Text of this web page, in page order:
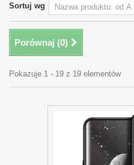
Sortuj wg
Porównaj (0)
Pokazuje 1 - 19 z 19 elementów